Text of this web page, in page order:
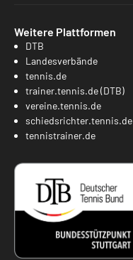
Weitere Plattformen
DTB
Landesverbände
tennis.de
trainer.tennis.de (DTB)
vereine.tennis.de
schiedsrichter.tennis.de
tennistrainer.de